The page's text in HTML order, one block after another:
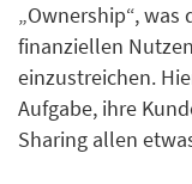
„Ownership“, was
finanziellen
einzustreichen.
Aufgabe, ihre
Sharing allen